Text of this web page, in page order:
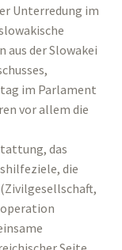
Unterredung im
der Slowakei
im Parlament
vor allem die
das
die